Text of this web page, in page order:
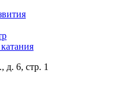
д. 6, стр. 1